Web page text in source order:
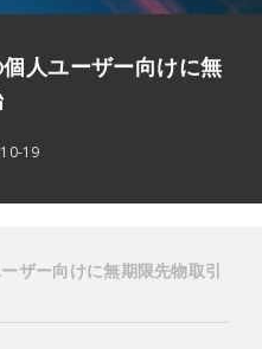
人ユーザー向けに無
19
ザー向けに無期限先物取引